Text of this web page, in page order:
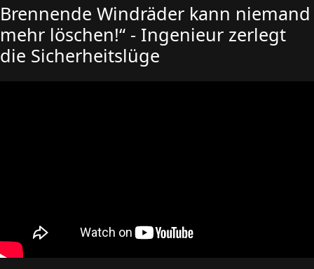
Brennende Windräder kann niemand
mehr löschen!“ - Ingenieur zerlegt
die Sicherheitslüge